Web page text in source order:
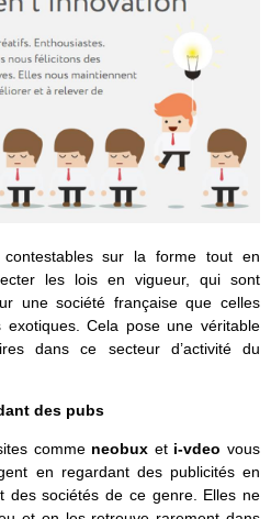
sur la forme tout en
les lois en vigueur, qui sont
une société française que celles
exotiques. Cela pose une véritable
dans ce secteur d’activité du
des pubs
comme neobux et i-vdeovous
en regardant des publicités en
des sociétés de ce genre. Elles ne